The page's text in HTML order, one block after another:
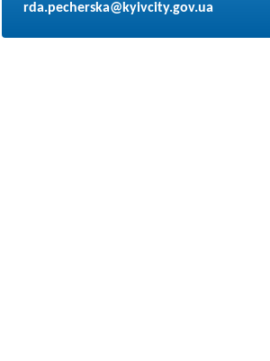
rda.pecherska@kyivcity.gov.ua